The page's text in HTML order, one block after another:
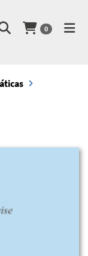
0